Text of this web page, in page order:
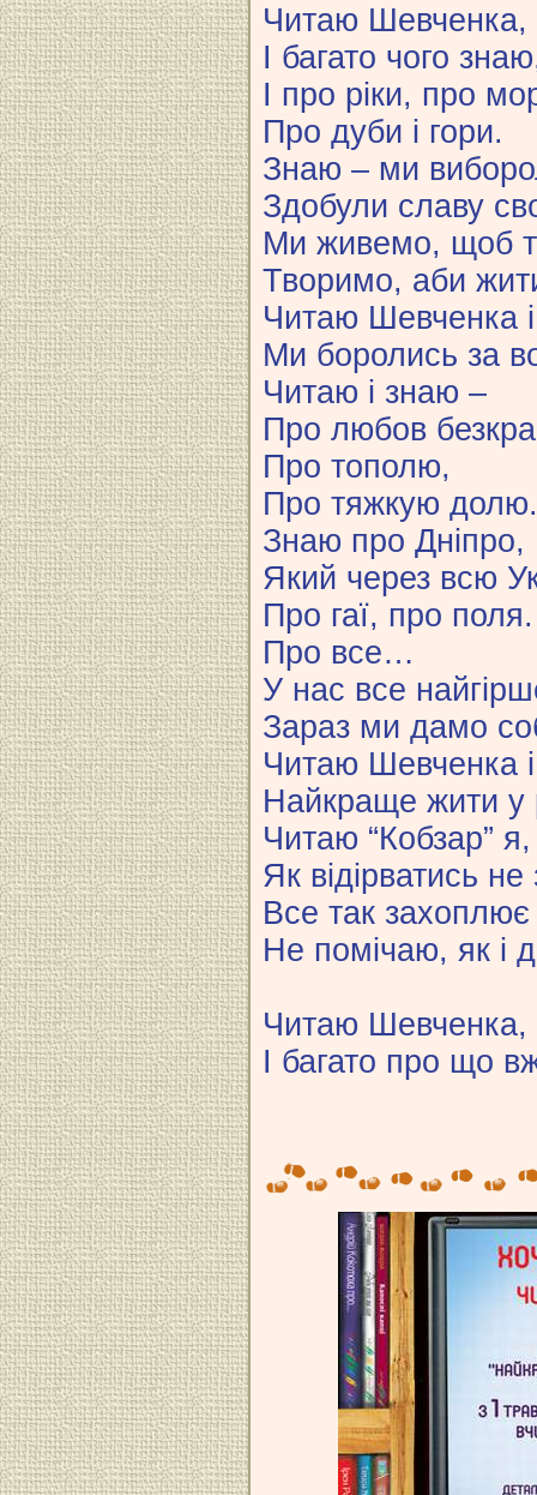
Читаю Шевченка,
І багато чого
І про ріки, про
Про дуби і гори.
Знаю – ми
Здобули славу
Ми живемо, щоб
Творимо, аби
Читаю Шевченка
Ми боролись за
Читаю і знаю –
Про любов
Про тополю,
Про тяжкую долю.
Знаю про Дніпро,
Який через всю
Про гаї, про поля.
Про все…
У нас все
Зараз ми дамо
Читаю Шевченка
Найкраще жити у
Читаю “Кобзар”
Як відірватись
Все так
Не помічаю, як і
Читаю Шевченка,
І багато про що